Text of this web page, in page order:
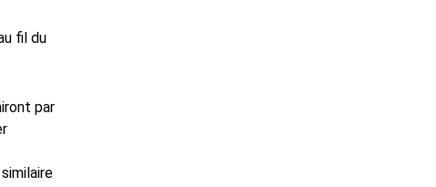
fil du
par